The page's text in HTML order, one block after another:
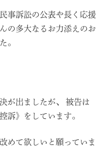
事訴訟の公表や長く応援
の多大なるお力添えのお
。
が出ましたが、 被告は
訴》をしています。
めて欲しいと願っていま